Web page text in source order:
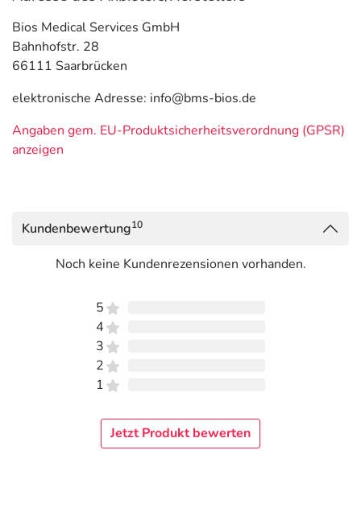
Bios Medical Services GmbH
Bahnhofstr. 28
66111 Saarbrücken
elektronische Adresse: info@bms-bios.de
Angaben gem. EU-Produktsicherheitsverordnung (GPSR)
anzeigen
Kundenbewertung10
Noch keine Kundenrezensionen vorhanden.
5
4
3
2
1
Jetzt Produkt bewerten